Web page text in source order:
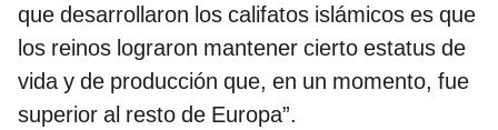
que desarrollaron los califatos islámicos es que
los reinos lograron mantener cierto estatus de
vida y de producción que, en un momento, fue
superior al resto de Europa”.